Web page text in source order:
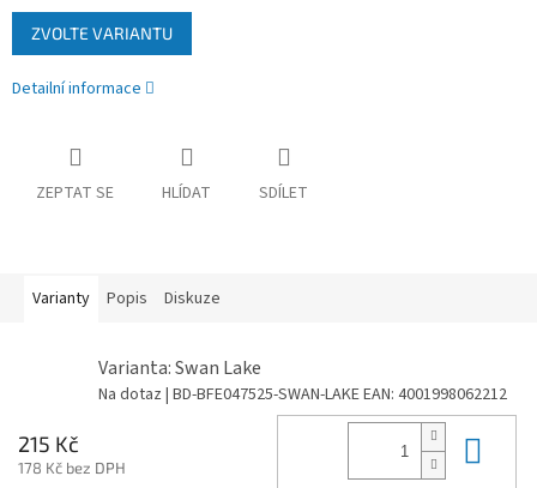
Měrná
cena:
ZVOLTE VARIANTU
Detailní informace
ZEPTAT SE HLÍDAT SDÍLET
Varianty Popis Diskuze
Varianta: Swan Lake
Na dotaz | BD-BFE047525-SWAN-LAKEEAN: 4001998062212
215 Kč
178 Kč bez DPH